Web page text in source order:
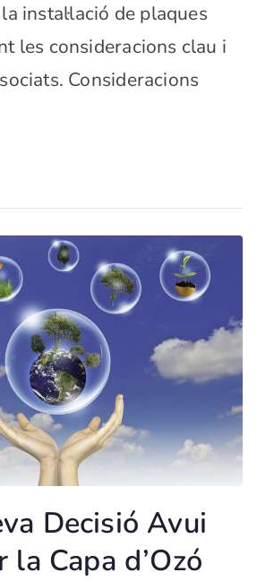
instal·lació de plaques
les consideracions clau i
Consideracions
Decisió Avui
la Capa d’Ozó